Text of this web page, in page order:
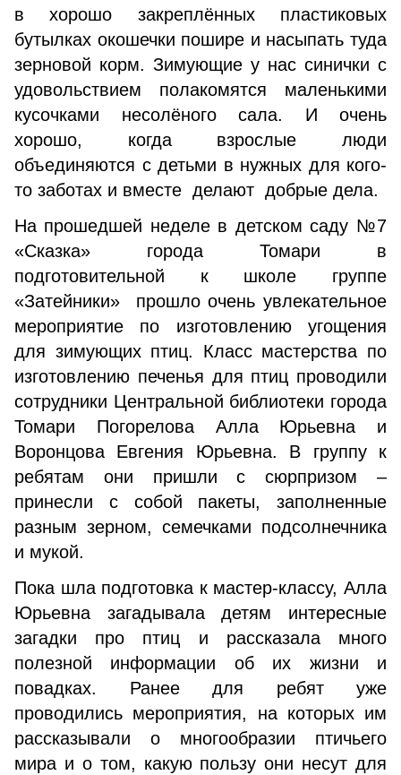
в хорошо закреплённых пластиковых
бутылках окошечки пошире и насыпать туда
зерновой корм. Зимующие у нас синички с
удовольствием полакомятся маленькими
кусочками несолёного сала. И очень
хорошо, когда взрослые люди
объединяются с детьми в нужных для кого-
то заботах и вместе делают добрые дела.
На прошедшей неделе в детском саду №7
«Сказка» города Томари в
подготовительной к школе группе
«Затейники» прошло очень увлекательное
мероприятие по изготовлению угощения
для зимующих птиц. Класс мастерства по
изготовлению печенья для птиц проводили
сотрудники Центральной библиотеки города
Томари Погорелова Алла Юрьевна и
Воронцова Евгения Юрьевна. В группу к
ребятам они пришли с сюрпризом –
принесли с собой пакеты, заполненные
разным зерном, семечками подсолнечника
и мукой.
Пока шла подготовка к мастер-классу, Алла
Юрьевна загадывала детям интересные
загадки про птиц и рассказала много
полезной информации об их жизни и
повадках. Ранее для ребят уже
проводились мероприятия, на которых им
рассказывали о многообразии птичьего
мира и о том, какую пользу они несут для